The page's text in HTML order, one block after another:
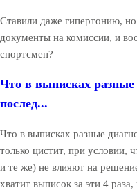
Ставили даже гипертонию,
документы на комиссии, и
спортсмен?
Что в выписках
послед...
Что в выписках разные
только цистит, при условии,
и те же) не влияют на
хватит выписок за эти 4